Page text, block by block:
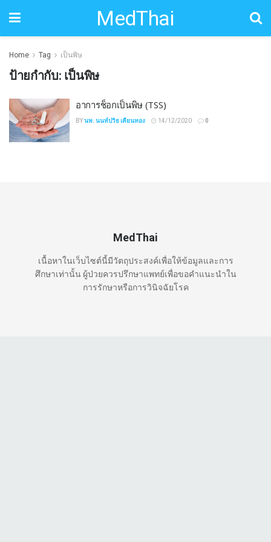
MedThai
Home Tag เป็นพิษ
ป้ายกำกับ: เป็นพิษ
อาการช็อกเป็นพิษ (TSS)
BYนพ. นนท์ปวิธ เคียนทอง 14/12/2020 0
MedThai
เนื้อหาในเว็บไซต์นี้มีวัตถุประสงค์เพื่อให้ข้อมูลและการ
ศึกษาเท่านั้น ผู้ป่วยควรปรึกษาแพทย์เพื่อขอคำแนะนำใน
การรักษาหรือการวินิจฉัยโรค